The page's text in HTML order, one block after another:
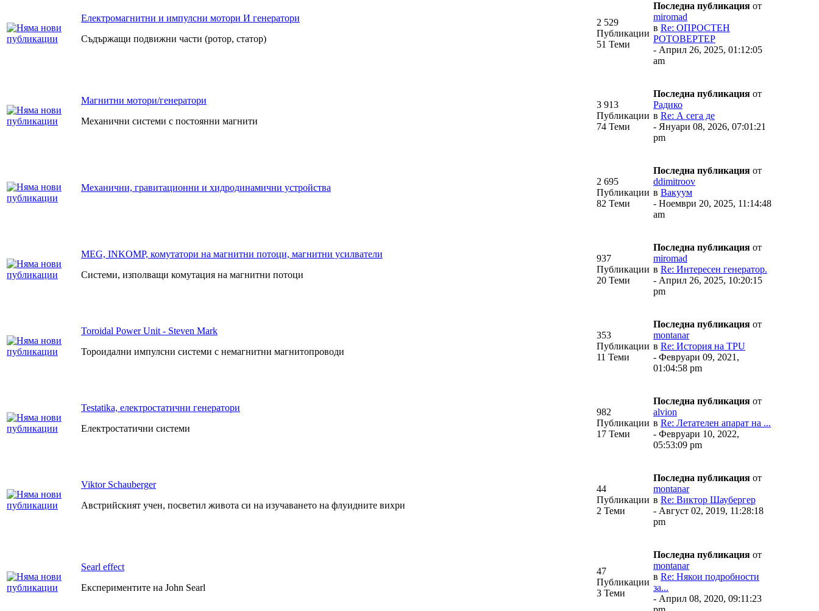
Електромагнитни и импулсни мотори И генератори
Съдържащи подвижни части (ротор, статор)
2 529
Публикации
51 Теми
Последна публикация от
miromad
в Re: ОПРОСТЕН
РОТОВЕРТЕР
- Април 26, 2025, 01:12:05
am
Магнитни мотори/генератори
Механични системи с постоянни магнити
3 913
Публикации
74 Теми
Последна публикация от
Радико
в Re: А сега де
- Януари 08, 2026, 07:01:21
pm
Механични, гравитационни и хидродинамични устройства
2 695
Публикации
82 Теми
Последна публикация от
ddimitroov
в Вакуум
- Ноември 20, 2025, 11:14:48
am
MEG, INKOMP, комутатори на магнитни потоци, магнитни усилватели
Системи, изполващи комутация на магнитни потоци
937
Публикации
20 Теми
Последна публикация от
miromad
в Re: Интересен генератор.
- Април 26, 2025, 10:20:15
pm
Toroidal Power Unit - Steven Mark
Тороидални импулсни системи с немагнитни магнитопроводи
353
Публикации
11 Теми
Последна публикация от
montanar
в Re: История на TPU
- Февруари 09, 2021,
01:04:58 pm
Testatika, електростатични генератори
Електростатични системи
982
Публикации
17 Теми
Последна публикация от
alvion
в Re: Летателен апарат на ...
- Февруари 10, 2022,
05:53:09 pm
Viktor Schauberger
Австрийският учен, посветил живота си на изучаването на флуидните вихри
44
Публикации
2 Теми
Последна публикация от
montanar
в Re: Виктор Шаубергер
- Август 02, 2019, 11:28:18
pm
Searl effect
Експериментите на John Searl
47
Публикации
3 Теми
Последна публикация от
montanar
в Re: Някои подробности
за...
- Април 08, 2020, 09:11:23